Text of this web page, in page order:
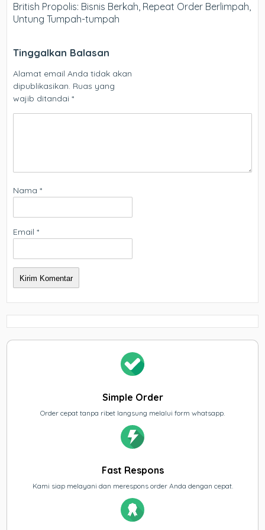
British Propolis: Bisnis Berkah, Repeat Order Berlimpah,
Untung Tumpah-tumpah
Tinggalkan Balasan
Alamat email Anda tidak akan
dipublikasikan. Ruas yang
wajib ditandai*
Nama*
Email*
Simple Order
Order cepat tanpa ribet langsung melalui form whatsapp.
Fast Respons
Kami siap melayani dan merespons order Anda dengan cepat.